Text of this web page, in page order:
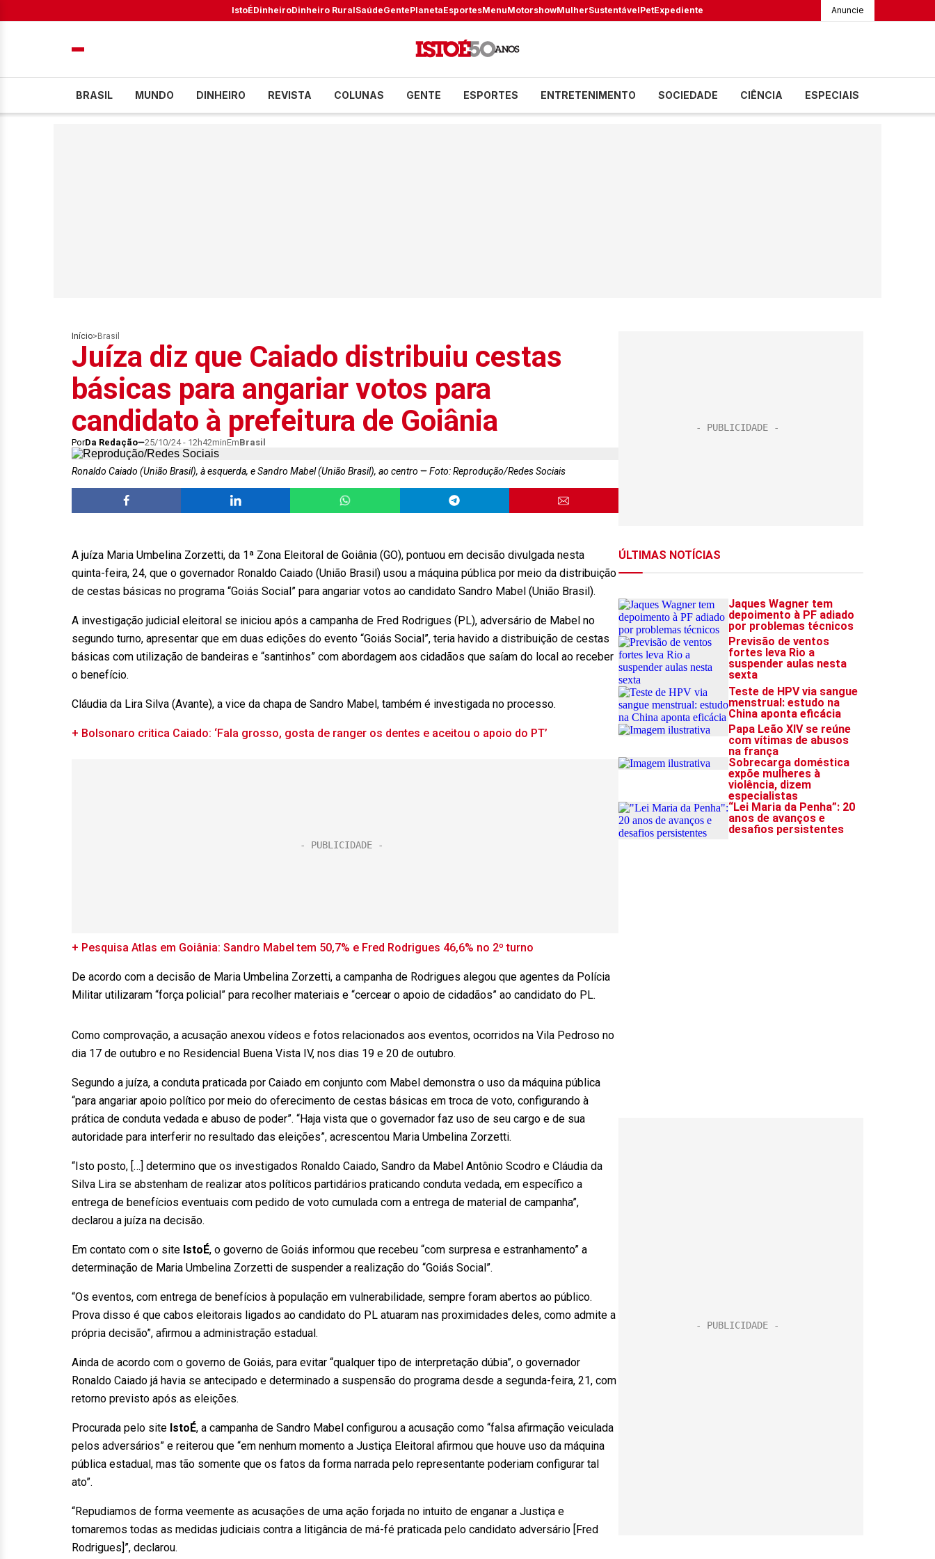
IstoÉDinheiroDinheiro RuralSaúdeGentePlanetaEsportesMenuMotorshowMulherSustentávelPetExpediente Anuncie
BRASIL MUNDO DINHEIRO REVISTA COLUNAS GENTE ESPORTES ENTRETENIMENTO SOCIEDADE CIÊNCIA ESPECIAIS
Início> Brasil
Juíza diz que Caiado distribuiu cestas
básicas para angariar votos para
candidato à prefeitura de Goiânia
PorDa Redação 25/10/24 - 12h42minEmBrasil
Ronaldo Caiado (União Brasil), à esquerda, e Sandro Mabel (União Brasil), ao centro Foto: Reprodução/Redes Sociais
A juíza Maria Umbelina Zorzetti, da 1ª Zona Eleitoral de Goiânia (GO), pontuou em decisão divulgada nesta
quinta-feira, 24, que o governador Ronaldo Caiado (União Brasil) usou a máquina pública por meio da distribuição
de cestas básicas no programa “Goiás Social” para angariar votos ao candidato Sandro Mabel (União Brasil).
A investigação judicial eleitoral se iniciou após a campanha de Fred Rodrigues (PL), adversário de Mabel no
segundo turno, apresentar que em duas edições do evento “Goiás Social”, teria havido a distribuição de cestas
básicas com utilização de bandeiras e “santinhos” com abordagem aos cidadãos que saíam do local ao receber
o benefício.
Cláudia da Lira Silva (Avante), a vice da chapa de Sandro Mabel, também é investigada no processo.
+ Bolsonaro critica Caiado: ‘Fala grosso, gosta de ranger os dentes e aceitou o apoio do PT’
+ Pesquisa Atlas em Goiânia: Sandro Mabel tem 50,7% e Fred Rodrigues 46,6% no 2º turno
De acordo com a decisão de Maria Umbelina Zorzetti, a campanha de Rodrigues alegou que agentes da Polícia
Militar utilizaram “força policial” para recolher materiais e “cercear o apoio de cidadãos” ao candidato do PL.
Como comprovação, a acusação anexou vídeos e fotos relacionados aos eventos, ocorridos na Vila Pedroso no
dia 17 de outubro e no Residencial Buena Vista IV, nos dias 19 e 20 de outubro.
Segundo a juíza, a conduta praticada por Caiado em conjunto com Mabel demonstra o uso da máquina pública
“para angariar apoio político por meio do oferecimento de cestas básicas em troca de voto, configurando à
prática de conduta vedada e abuso de poder”. “Haja vista que o governador faz uso de seu cargo e de sua
autoridade para interferir no resultado das eleições”, acrescentou Maria Umbelina Zorzetti.
“Isto posto, […] determino que os investigados Ronaldo Caiado, Sandro da Mabel Antônio Scodro e Cláudia da
Silva Lira se abstenham de realizar atos políticos partidários praticando conduta vedada, em específico a
entrega de benefícios eventuais com pedido de voto cumulada com a entrega de material de campanha”,
declarou a juíza na decisão.
Em contato com o site IstoÉ, o governo de Goiás informou que recebeu “com surpresa e estranhamento” a
determinação de Maria Umbelina Zorzetti de suspender a realização do “Goiás Social”.
“Os eventos, com entrega de benefícios à população em vulnerabilidade, sempre foram abertos ao público.
Prova disso é que cabos eleitorais ligados ao candidato do PL atuaram nas proximidades deles, como admite a
própria decisão”, afirmou a administração estadual.
Ainda de acordo com o governo de Goiás, para evitar “qualquer tipo de interpretação dúbia”, o governador
Ronaldo Caiado já havia se antecipado e determinado a suspensão do programa desde a segunda-feira, 21, com
retorno previsto após as eleições.
Procurada pelo site IstoÉ, a campanha de Sandro Mabel configurou a acusação como “falsa afirmação veiculada
pelos adversários” e reiterou que “em nenhum momento a Justiça Eleitoral afirmou que houve uso da máquina
pública estadual, mas tão somente que os fatos da forma narrada pelo representante poderiam configurar tal
ato”.
“Repudiamos de forma veemente as acusações de uma ação forjada no intuito de enganar a Justiça e
tomaremos todas as medidas judiciais contra a litigância de má-fé praticada pelo candidato adversário [Fred
Rodrigues]”, declarou.